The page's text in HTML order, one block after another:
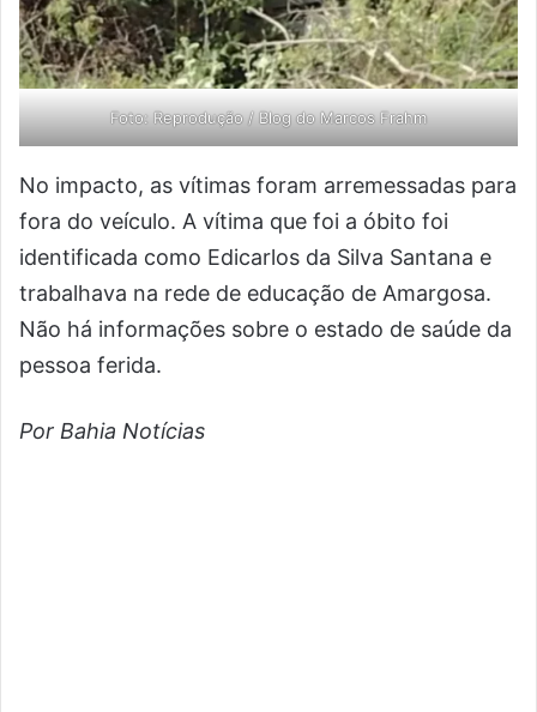
Foto: Reprodução / Blog do Marcos Frahm
No impacto, as vítimas foram arremessadas para
fora do veículo. A vítima que foi a óbito foi
identificada como Edicarlos da Silva Santana e
trabalhava na rede de educação de Amargosa.
Não há informações sobre o estado de saúde da
pessoa ferida.
Por Bahia Notícias